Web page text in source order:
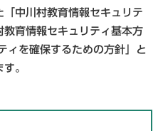
中川村教育情報セキュリテ
教育情報セキュリティ基本方
ィを確保するための方針」と
。